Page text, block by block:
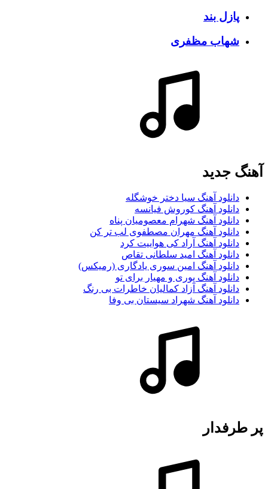
پازل بند
شهاب مظفری
آهنگ جديد
دانلود آهنگ سیا دختر خوشگله
دانلود آهنگ کوروش فیانسه
دانلود آهنگ شهرام معصومیان پناه
دانلود آهنگ مهران مصطفوی لب تر کن
دانلود آهنگ آراد کی هواییت کرد
دانلود آهنگ امید سلطانی تقاص
دانلود آهنگ امین سوری یادگاری (رمیکس)
دانلود آهنگ پوری و مهیار برای تو
دانلود آهنگ آزاد کمالیان خاطرات بی رنگ
دانلود آهنگ شهراد سیستان بی وفا
پر طرفدار